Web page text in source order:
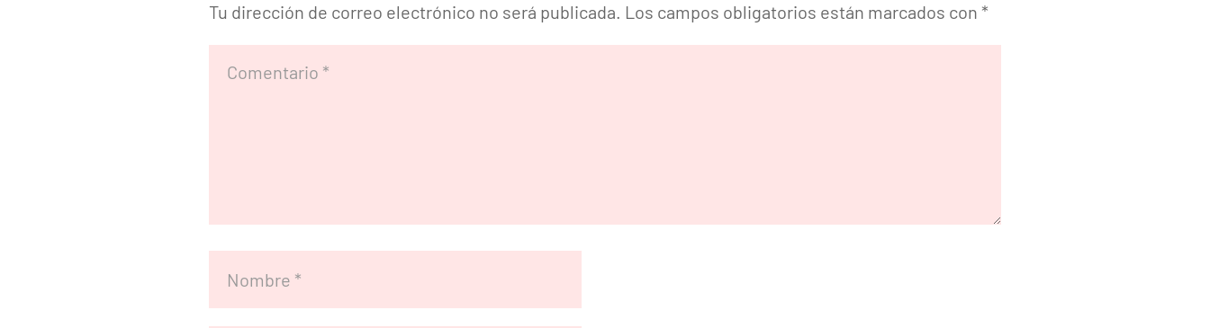
Tu dirección de correo electrónico no será publicada. Los campos obligatorios están marcados con *